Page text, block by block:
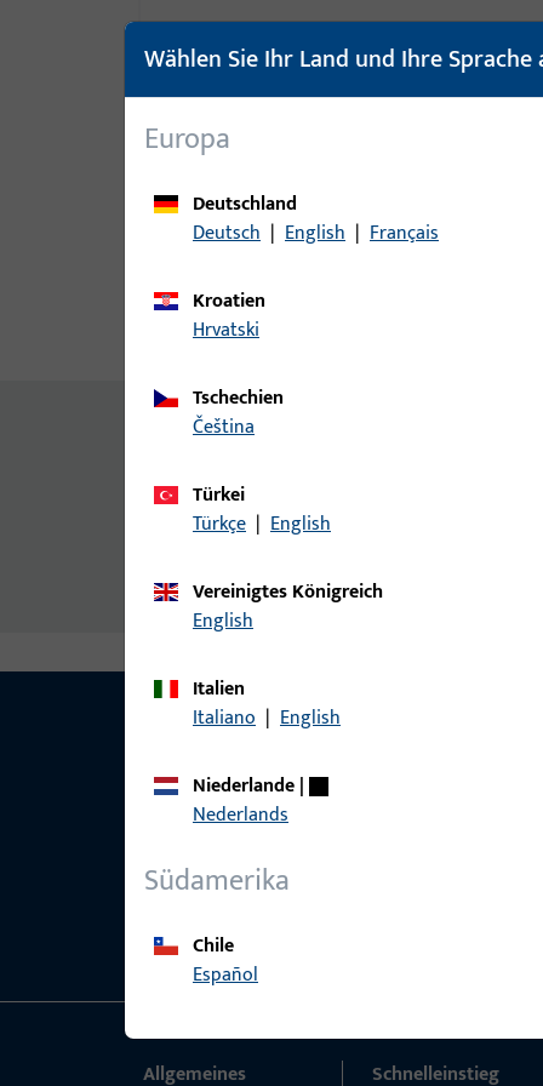
Produktbeschreibung
Inhalt
Zusatzinformationen
[1] bandseitig einsetzbar.
Wählen Sie Ihr Land und Ihre Sprache
Europa
Deutschland
Deutsch | English | Français
Kroatien
Hrvatski
Tschechien
čeština
Türkei
Türkçe | English
Vereinigtes Königreich
English
Italien
Italiano | English
Niederlande|
Nederlands
Südamerika
Chile
Español
Allgemeines Schnelleinstieg